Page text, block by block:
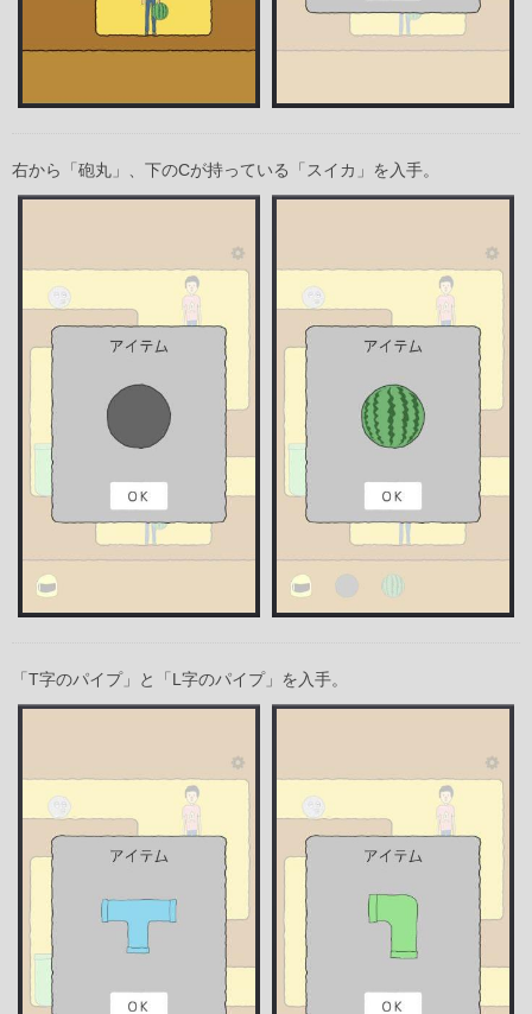
右から「砲丸」、下のCが持っている「スイカ」を入手。
「T字のパイプ」と「L字のパイプ」を入手。